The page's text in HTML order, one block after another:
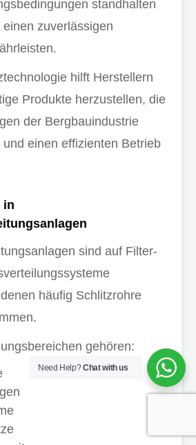
standhalten
zuverlässigen
hilft Herstellern
Produkte herzustellen, die
der Bergbauindustrie
einen effizienten Betrieb
in
sind auf Filter-
häufig Schlitzrohre
gehören:
Need Help?Chat with us